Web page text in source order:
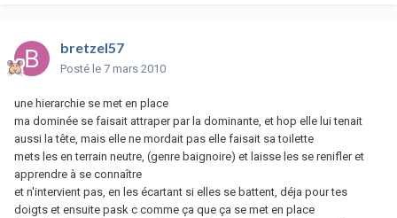
bretzel57
Posté le 7 mars 2010
une hierarchie se met en place
ma dominée se faisait attraper par la dominante, et hop elle lui tenait
aussi la tête, mais elle ne mordait pas elle faisait sa toilette
mets les en terrain neutre, (genre baignoire) et laisse les se renifler et
apprendre à se connaître
et n'intervient pas, en les écartant si elles se battent, déja pour tes
doigts et ensuite pask c comme ça que ça se met en place